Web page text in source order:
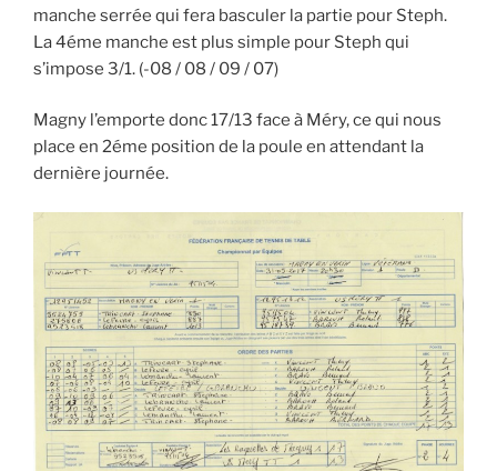
manche serrée qui fera basculer la partie pour Steph.
La 4éme manche est plus simple pour Steph qui
s’impose 3/1. (-08 / 08 / 09 / 07)
Magny l’emporte donc 17/13 face à Méry, ce qui nous
place en 2éme position de la poule en attendant la
dernière journée.